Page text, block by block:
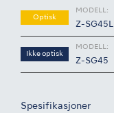
Optisk
MODELL:
Z-SG45L
Ikke optisk
MODELL:
Z-SG45
Spesifikasjoner